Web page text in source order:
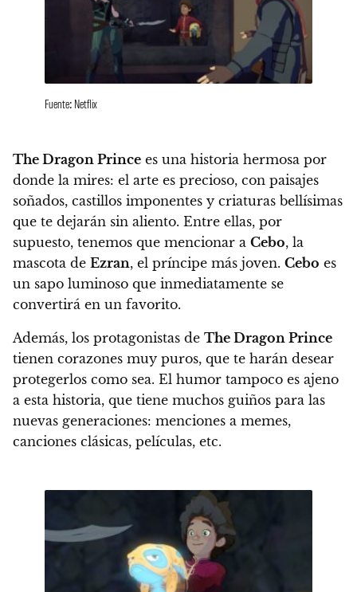
Fuente: Netflix
The Dragon Prince es una historia hermosa por
donde la mires: el arte es precioso, con paisajes
soñados, castillos imponentes y criaturas bellísimas
que te dejarán sin aliento. Entre ellas, por
supuesto, tenemos que mencionar a Cebo, la
mascota de Ezran, el príncipe más joven. Cebo es
un sapo luminoso que inmediatamente se
convertirá en un favorito.
Además, los protagonistas de The Dragon Prince
tienen corazones muy puros, que te harán desear
protegerlos como sea. El humor tampoco es ajeno
a esta historia, que tiene muchos guiños para las
nuevas generaciones: menciones a memes,
canciones clásicas, películas, etc.